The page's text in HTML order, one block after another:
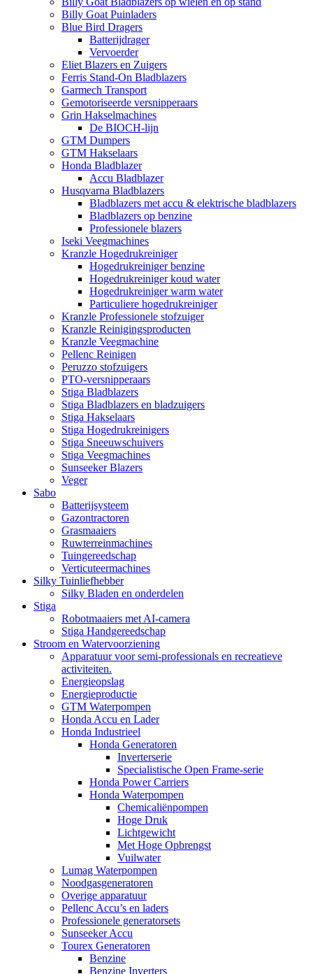
Billy Goat Puinladers
Blue Bird Dragers
Batterijdrager
Vervoerder
Eliet Blazers en Zuigers
Ferris Stand-On Bladblazers
Garmech Transport
Gemotoriseerde versnipperaars
Grin Hakselmachines
De BIOCH-lijn
GTM Dumpers
GTM Hakselaars
Honda Bladblazer
Accu Bladblazer
Husqvarna Bladblazers
Bladblazers met accu & elektrische bladblazers
Bladblazers op benzine
Professionele blazers
Iseki Veegmachines
Kranzle Hogedrukreiniger
Hogedrukreiniger benzine
Hogedrukreiniger koud water
Hogedrukreiniger warm water
Particuliere hogedrukreiniger
Kranzle Professionele stofzuiger
Kranzle Reinigingsproducten
Kranzle Veegmachine
Pellenc Reinigen
Peruzzo stofzuigers
PTO-versnipperaars
Stiga Bladblazers
Stiga Bladblazers en bladzuigers
Stiga Hakselaars
Stiga Hogedrukreinigers
Stiga Sneeuwschuivers
Stiga Veegmachines
Sunseeker Blazers
Veger
Sabo
Batterijsysteem
Gazontractoren
Grasmaaiers
Ruwterreinmachines
Tuingereedschap
Verticuteermachines
Silky Tuinliefhebber
Silky Bladen en onderdelen
Stiga
Robotmaaiers met AI-camera
Stiga Handgereedschap
Stroom en Watervoorziening
Apparatuur voor semi-professionals en recreatieve
activiteiten.
Energieopslag
Energieproductie
GTM Waterpompen
Honda Accu en Lader
Honda Industrieel
Honda Generatoren
Inverterserie
Specialistische Open Frame-serie
Honda Power Carriers
Honda Waterpompen
Chemicaliënpompen
Hoge Druk
Lichtgewicht
Met Hoge Opbrengst
Vuilwater
Lumag Waterpompen
Noodgasgeneratoren
Overige apparatuur
Pellenc Accu’s en laders
Professionele generatorsets
Sunseeker Accu
Tourex Generatoren
Benzine
Benzine Inverters